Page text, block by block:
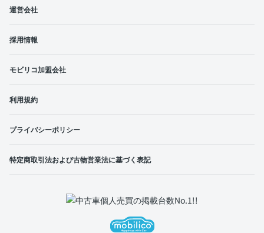
運営会社
採用情報
モビリコ加盟会社
利用規約
プライバシーポリシー
特定商取引法および古物営業法に基づく表記